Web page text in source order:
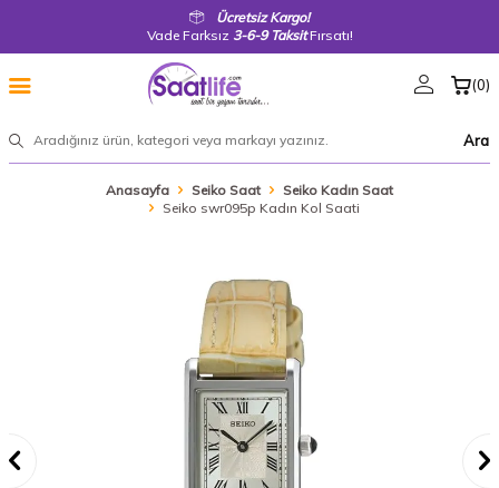
Ücretsiz Kargo!
Vade Farksız 3-6-9 TaksitFırsatı!
Ara
(0)
Anasayfa Seiko Saat
Seiko Kadın Saat
Seiko swr095p Kadın Kol Saati